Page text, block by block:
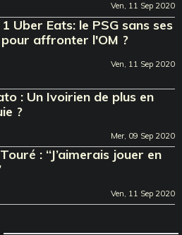
Ven, 11 Sep 2020
Uber Eats: le PSG sans ses
affronter l'OM ?
Ven, 11 Sep 2020
: Un Ivoirien de plus en
?
Mer, 09 Sep 2020
: ‘‘J’aimerais jouer en
Ven, 11 Sep 2020